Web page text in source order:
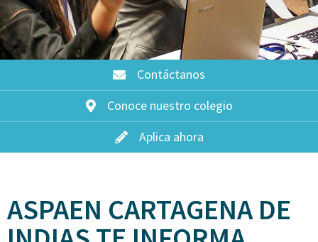
Contáctanos
Conoce nuestro colegio
Aplica ahora
ASPAEN CARTAGENA DE